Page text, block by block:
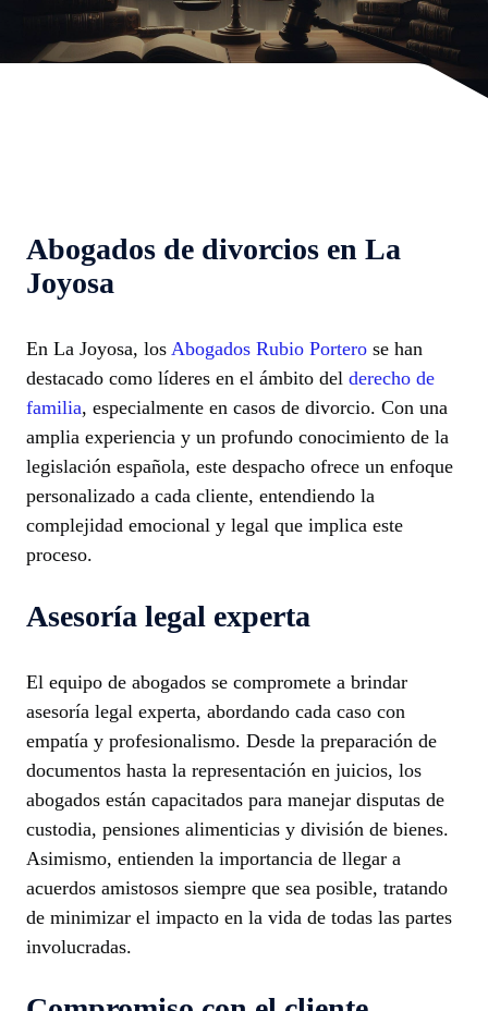
Abogados de divorcios en La
Joyosa
En La Joyosa, los Abogados Rubio Portero se han
destacado como líderes en el ámbito del derecho de
familia, especialmente en casos de divorcio. Con una
amplia experiencia y un profundo conocimiento de la
legislación española, este despacho ofrece un enfoque
personalizado a cada cliente, entendiendo la
complejidad emocional y legal que implica este
proceso.
Asesoría legal experta
El equipo de abogados se compromete a brindar
asesoría legal experta, abordando cada caso con
empatía y profesionalismo. Desde la preparación de
documentos hasta la representación en juicios, los
abogados están capacitados para manejar disputas de
custodia, pensiones alimenticias y división de bienes.
Asimismo, entienden la importancia de llegar a
acuerdos amistosos siempre que sea posible, tratando
de minimizar el impacto en la vida de todas las partes
involucradas.